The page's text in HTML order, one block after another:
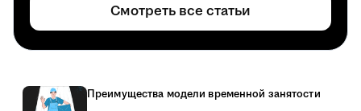
Смотреть все статьи
Преимущества модели временной занятости